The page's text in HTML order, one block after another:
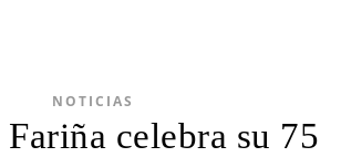
NOTICIAS
Fariña celebra su 75